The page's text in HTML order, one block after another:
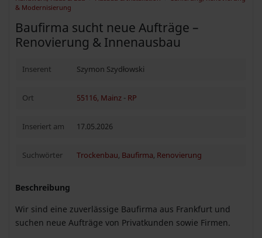
& Modernisierung
Baufirma sucht neue Aufträge –
Renovierung & Innenausbau
Inserent Szymon Szydłowski
Ort 55116, Mainz - RP
Inseriert am 17.05.2026
Suchwörter Trockenbau, Baufirma, Renovierung
Beschreibung
Wir sind eine zuverlässige Baufirma aus Frankfurt und
suchen neue Aufträge von Privatkunden sowie Firmen.